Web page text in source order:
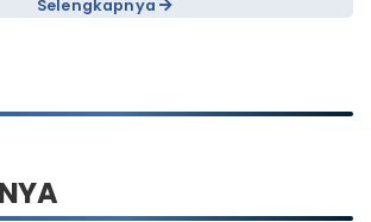
Selengkapnya